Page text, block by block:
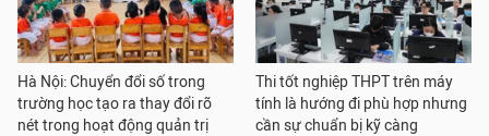
Hà Nội: Chuyển đổi số trong
trường học tạo ra thay đổi rõ
nét trong hoạt động quản trị
Thi tốt nghiệp THPT trên máy
tính là hướng đi phù hợp nhưng
cần sự chuẩn bị kỹ càng